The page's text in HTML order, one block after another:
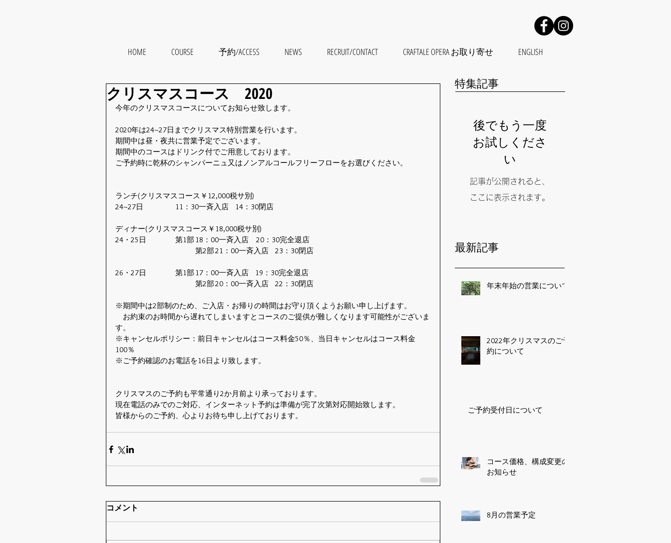
HOME COURSE 予約/ACCESS NEWS RECRUIT/CONTACT CRAFTALE OPERA お取り寄せ ENGLISH
クリスマスコース 2020
今年のクリスマスコースについてお知らせ致します。
2020年は24~27日までクリスマス特別営業を行います。
期間中は昼・夜共に営業予定でございます。
期間中のコースはドリンク付でご用意しております。
ご予約時に乾杯のシャンパーニュ又はノンアルコールフリーフローをお選びください。
ランチ(クリスマスコース￥12,000税サ別)
24~27日		11：30一斉入店	14：30閉店
ディナー(クリスマスコース￥18,000税サ別)
24・25日		第1部	18：00一斉入店　20：30完全退店
				第2部	21：00一斉入店	23：30閉店
26・27日		第1部	17：00一斉入店	19：30完全退店
				第2部	20：00一斉入店	22：30閉店
※期間中は2部制のため、ご入店・お帰りの時間はお守り頂くようお願い申し上げます。
お約束のお時間から遅れてしまいますとコースのご提供が難しくなります可能性がございま
す。
※キャンセルポリシー：前日キャンセルはコース料金50％、当日キャンセルはコース料金
100％
※ご予約確認のお電話を16日より致します。
クリスマスのご予約も平常通り2か月前より承っております。
現在電話のみでのご対応、インターネット予約は準備が完了次第対応開始致します。
皆様からのご予約、心よりお待ち申し上げております。
コメント
特集記事
後でもう一度
お試しくださ
い
記事が公開されると、
ここに表示されます。
最新記事
年末年始の営業について
2022年クリスマスのご予
約について
ご予約受付日について
コース価格、構成変更の
お知らせ
8月の営業予定